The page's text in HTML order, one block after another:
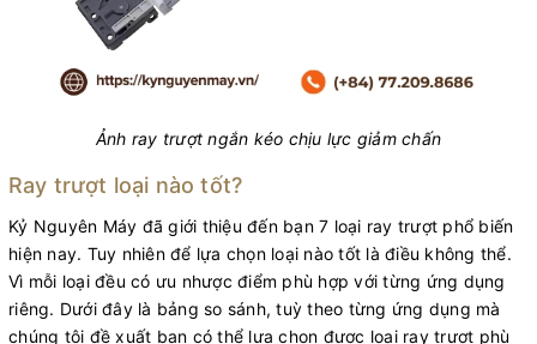
Ảnh ray trượt ngắn kéo chịu lực giảm chấn
Ray trượt loại nào tốt?
Kỷ Nguyên Máy đã giới thiệu đến bạn 7 loại ray trượt phổ biến
hiện nay. Tuy nhiên để lựa chọn loại nào tốt là điều không thể.
Vì mỗi loại đều có ưu nhược điểm phù hợp với từng ứng dụng
riêng. Dưới đây là bảng so sánh, tuỳ theo từng ứng dụng mà
chúng tôi đề xuất bạn có thể lựa chọn được loại ray trượt phù